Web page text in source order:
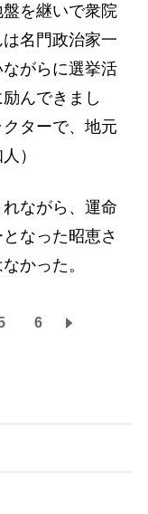
を継いで衆院
名門政治家一
がらに選挙活
んできまし
ターで、地元
）
ながら、運命
なった昭恵さ
かった。
6